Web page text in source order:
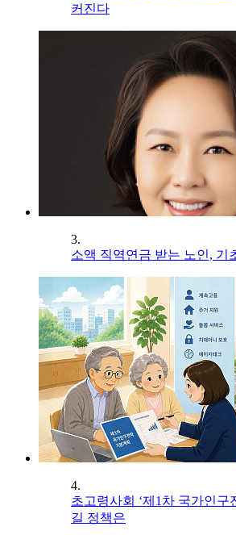
커진다
3.
소액 직역연금 받는 노인, 기
4.
초고령사회 ‘제1차 국가인구
길 정책은